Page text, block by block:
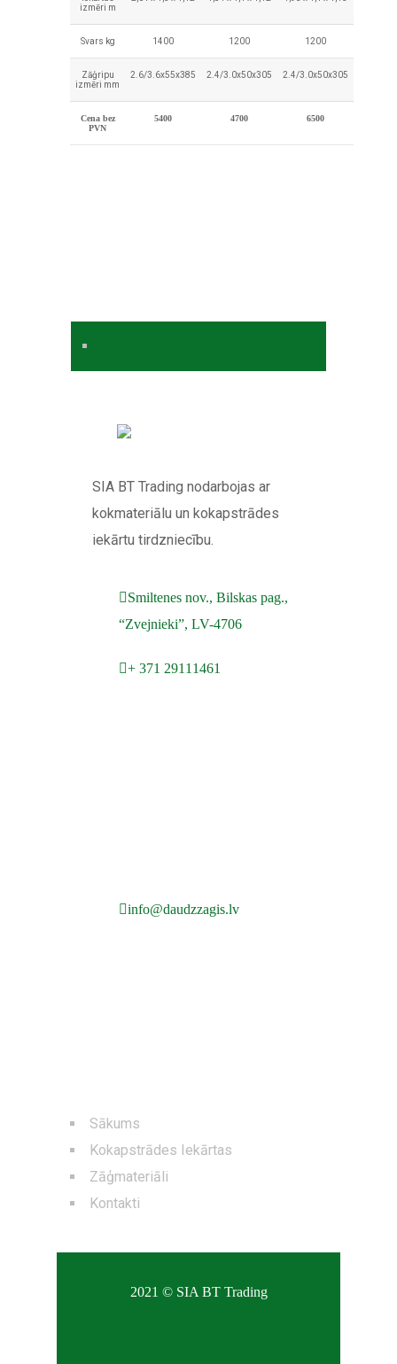
izmēri m
Svars kg 1400 1200 1200
Zāģripu
izmēri mm
2.6/3.6x55x385 2.4/3.0x50x305 2.4/3.0x50x305
Cena bez
PVN
5400 4700 6500
SIA BT Trading nodarbojas ar
kokmateriālu un kokapstrādes
iekārtu tirdzniecību.
Smiltenes nov., Bilskas pag.,
“Zvejnieki”, LV-4706
+ 371 29111461
info@daudzzagis.lv
Sākums
Kokapstrādes Iekārtas
Zāģmateriāli
Kontakti
2021 © SIA BT Trading